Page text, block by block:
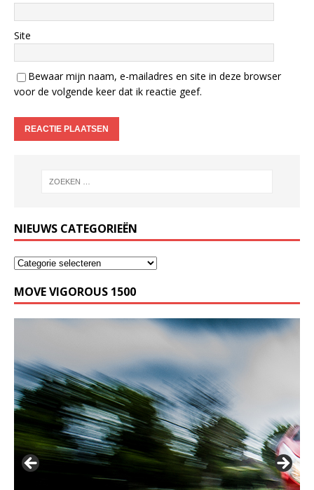
Site
Bewaar mijn naam, e-mailadres en site in deze browser
voor de volgende keer dat ik reactie geef.
NIEUWS CATEGORIEËN
MOVE VIGOROUS 1500